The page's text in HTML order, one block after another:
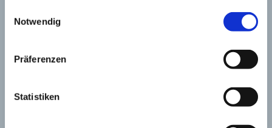
Notwendig
Präferenzen
Statistiken